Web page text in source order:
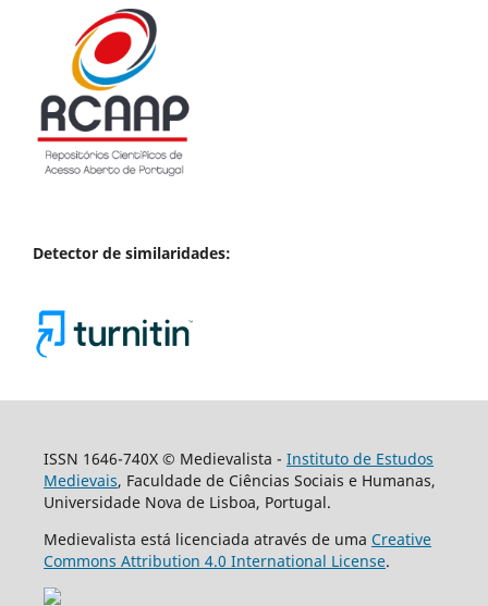
Detector de similaridades:
ISSN 1646-740X © Medievalista - Instituto de Estudos
Medievais, Faculdade de Ciências Sociais e Humanas,
Universidade Nova de Lisboa, Portugal.
Medievalista está licenciada através de uma Creative
Commons Attribution 4.0 International License.